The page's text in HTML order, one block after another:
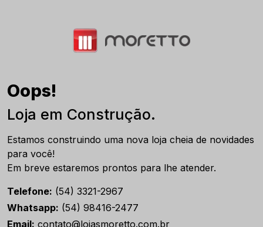
Oops!
Loja em Construção.
Estamos construindo uma nova loja cheia de novidades
para você!
Em breve estaremos prontos para lhe atender.
Telefone: (54) 3321-2967
Whatsapp: (54) 98416-2477
Email: contato@lojasmoretto.com.br